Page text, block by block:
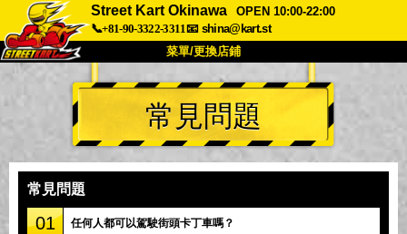
Street Kart Okinawa
OPEN 10:00-22:00
📞+81-90-3322-3311📧 shina@kart.st
菜單/更換店鋪
首頁
關於 規格 價格
公司
更換店鋪
常見問題
常見問題
01 任何人都可以駕駛街頭卡丁車嗎？